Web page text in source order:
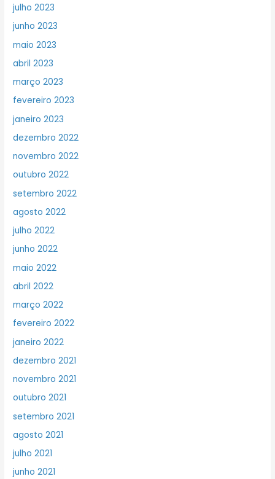
julho 2023
junho 2023
maio 2023
abril 2023
março 2023
fevereiro 2023
janeiro 2023
dezembro 2022
novembro 2022
outubro 2022
setembro 2022
agosto 2022
julho 2022
junho 2022
maio 2022
abril 2022
março 2022
fevereiro 2022
janeiro 2022
dezembro 2021
novembro 2021
outubro 2021
setembro 2021
agosto 2021
julho 2021
junho 2021